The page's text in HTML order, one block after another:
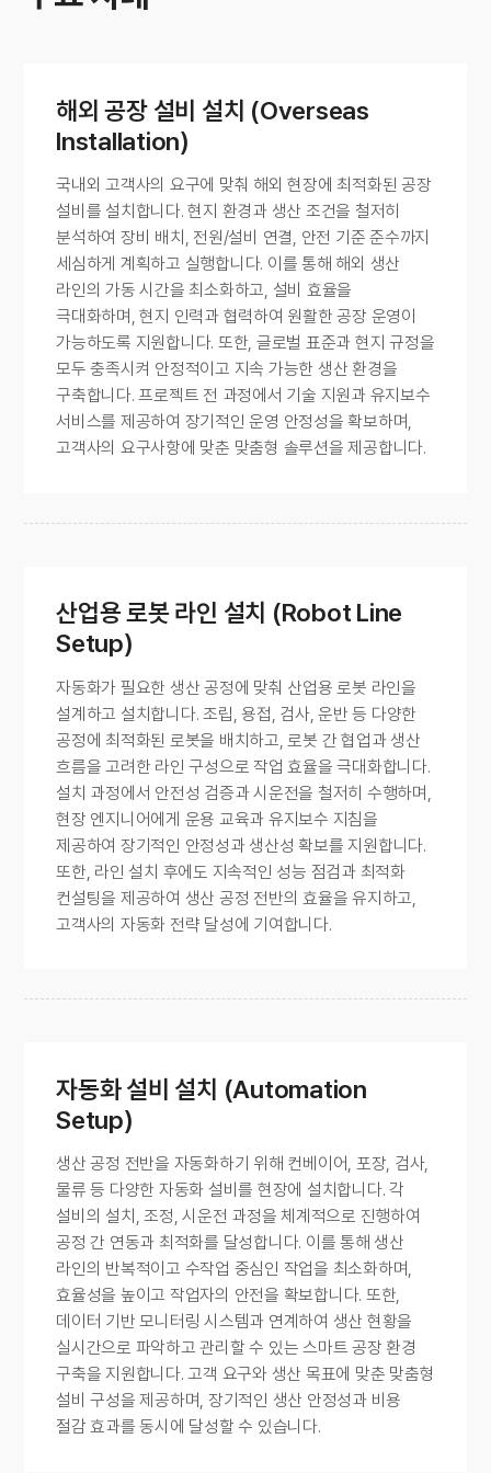
해외 공장 설비 설치 (Overseas
Installation)
국내외 고객사의 요구에 맞춰 해외 현장에 최적화된 공장
설비를 설치합니다. 현지 환경과 생산 조건을 철저히
분석하여 장비 배치, 전원/설비 연결, 안전 기준 준수까지
세심하게 계획하고 실행합니다. 이를 통해 해외 생산
라인의 가동 시간을 최소화하고, 설비 효율을
극대화하며, 현지 인력과 협력하여 원활한 공장 운영이
가능하도록 지원합니다. 또한, 글로벌 표준과 현지 규정을
모두 충족시켜 안정적이고 지속 가능한 생산 환경을
구축합니다. 프로젝트 전 과정에서 기술 지원과 유지보수
서비스를 제공하여 장기적인 운영 안정성을 확보하며,
고객사의 요구사항에 맞춘 맞춤형 솔루션을 제공합니다.
산업용 로봇 라인 설치 (Robot Line
Setup)
자동화가 필요한 생산 공정에 맞춰 산업용 로봇 라인을
설계하고 설치합니다. 조립, 용접, 검사, 운반 등 다양한
공정에 최적화된 로봇을 배치하고, 로봇 간 협업과 생산
흐름을 고려한 라인 구성으로 작업 효율을 극대화합니다.
설치 과정에서 안전성 검증과 시운전을 철저히 수행하며,
현장 엔지니어에게 운용 교육과 유지보수 지침을
제공하여 장기적인 안정성과 생산성 확보를 지원합니다.
또한, 라인 설치 후에도 지속적인 성능 점검과 최적화
컨설팅을 제공하여 생산 공정 전반의 효율을 유지하고,
고객사의 자동화 전략 달성에 기여합니다.
자동화 설비 설치 (Automation
Setup)
생산 공정 전반을 자동화하기 위해 컨베이어, 포장, 검사,
물류 등 다양한 자동화 설비를 현장에 설치합니다. 각
설비의 설치, 조정, 시운전 과정을 체계적으로 진행하여
공정 간 연동과 최적화를 달성합니다. 이를 통해 생산
라인의 반복적이고 수작업 중심인 작업을 최소화하며,
효율성을 높이고 작업자의 안전을 확보합니다. 또한,
데이터 기반 모니터링 시스템과 연계하여 생산 현황을
실시간으로 파악하고 관리할 수 있는 스마트 공장 환경
구축을 지원합니다. 고객 요구와 생산 목표에 맞춘 맞춤형
설비 구성을 제공하며, 장기적인 생산 안정성과 비용
절감 효과를 동시에 달성할 수 있습니다.